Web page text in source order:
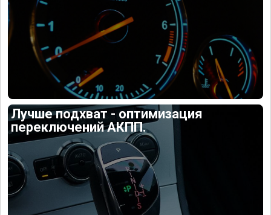
Лучше подхват - оптимизация
переключений АКПП.